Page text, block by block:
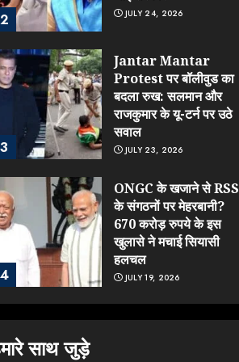
2 JULY 24, 2026
3
Jantar Mantar
Protest पर बॉलीवुड का
बदला रुख: सलमान और
राजकुमार के यू-टर्न पर उठे
सवाल
JULY 23, 2026
4
ONGC के खजाने से RSS
के संगठनों पर मेहरबानी?
670 करोड़ रुपये के इस
खुलासे ने मचाई सियासी
हलचल
JULY 19, 2026
Sonam Wangchuk
साथ जुड़े